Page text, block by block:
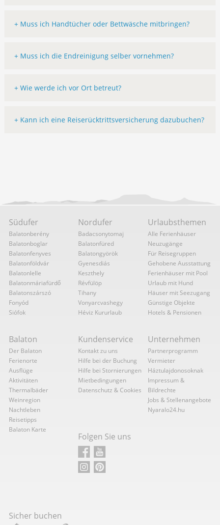
+ Muss ich Handtücher oder Bettwäsche mitbringen?
+ Muss ich die Endreinigung selber vornehmen?
+ Wie werde ich vor Ort betreut?
+ Kann ich eine Reiserücktrittsversicherung dazubuchen?
Südufer
Balatonberény
Balatonboglar
Balatonfenyves
Balatonföldvár
Balatonlelle
Balatonmáriafürdő
Balatonszárszó
Fonyód
Siófok
Nordufer
Badacsonytomaj
Balatonfüred
Balatongyörök
Gyenesdiás
Keszthely
Révfülöp
Tihany
Vonyarcvashegy
Héviz Kururlaub
Urlaubsthemen
Alle Ferienhäuser
Neuzugänge
Für Reisegruppen
Gehobene Ausstattung
Ferienhäuser mit Pool
Urlaub mit Hund
Häuser mit Seezugang
Günstige Objekte
Hotels & Pensionen
Balaton
Der Balaton
Ferienorte
Ausflüge
Aktivitäten
Thermalbäder
Weinregion
Nachtleben
Reisetipps
Balaton Karte
Kundenservice
Kontakt zu uns
Hilfe bei der Buchung
Hilfe bei Stornierungen
Mietbedingungen
Datenschutz & Cookies
Unternehmen
Partnerprogramm
Vermieter
Háztulajdonosoknak
Impressum &
Bildrechte
Jobs & Stellenangebote
Nyaralo24.hu
Folgen Sie uns
Sicher buchen